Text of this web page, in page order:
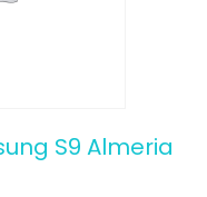
S9 Almeria